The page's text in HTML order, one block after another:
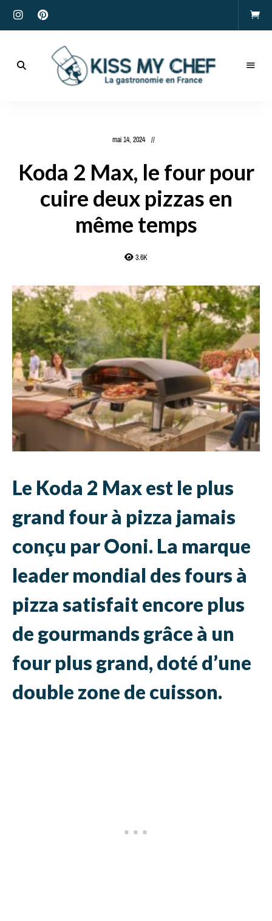
mai 14, 2024
Koda 2 Max, le four pour
cuire deux pizzas en
même temps
3.6K
Le Koda 2 Max est le plus
grand four à pizza jamais
conçu par Ooni. La marque
leader mondial des fours à
pizza satisfait encore plus
de gourmands grâce à un
four plus grand, doté d’une
double zone de cuisson.